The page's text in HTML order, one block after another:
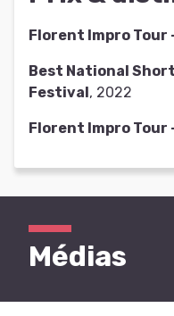
Florent Impro Tour
Best National
Festival, 2022
Florent Impro Tour
Médias